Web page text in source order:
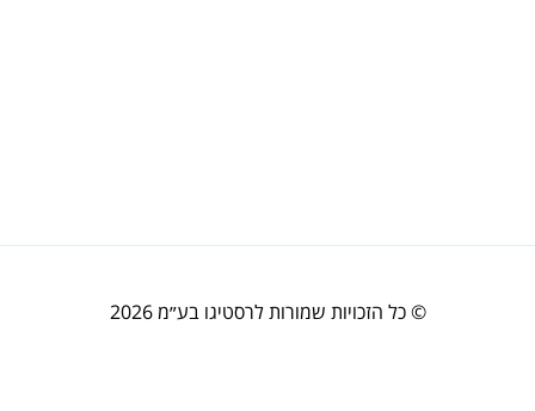
© כל הזכויות שמורות לרסטיגו בע״מ 2026